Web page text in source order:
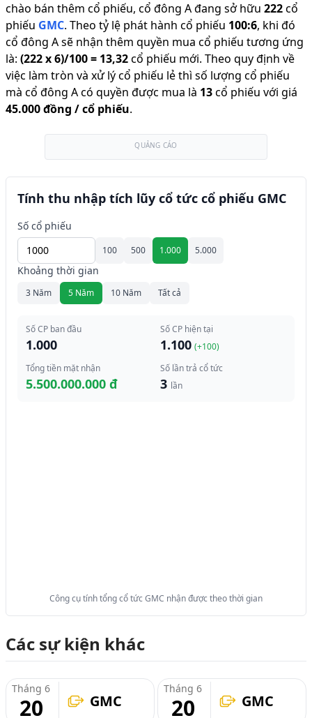
chào bán thêm cổ phiếu, cổ đông A đang sở hữu 222cổ
phiếu GMC. Theo tỷ lệ phát hành cổ phiếu 100:6, khi đó
cổ đông A sẽ nhận thêm quyền mua cổ phiếu tương ứng
là: (222x6)/100= 13,32cổ phiếu mới. Theo quy định về
việc làm tròn và xử lý cổ phiếu lẻ thì số lượng cổ phiếu
mà cổ đông A có quyền được mua là 13cổ phiếu với giá
45.000 đồng / cổ phiếu.
QUẢNG CÁO
Tính thu nhập tích lũy cổ tức cổ phiếu GMC
Số cổ phiếu
100 500 1.000 5.000
Khoảng thời gian
3 Năm 5 Năm 10 Năm Tất cả
Số CP ban đầu
1.000
Số CP hiện tại
1.100 (+100)
Tổng tiền mặt nhận
5.500.000.000 đ
Số lần trả cổ tức
3 lần
Công cụ tính tổng cổ tức GMC nhận được theo thời gian
Các sự kiện khác
Tháng 6
20 GMC
Tháng 6
20 GMC